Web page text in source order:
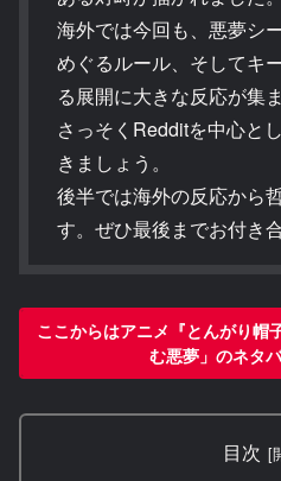
海外では今回も、悪夢シ
めぐるルール、そしてキ
る展開に大きな反応が集
さっそくRedditを中心と
きましょう。
後半では海外の反応から
す。ぜひ最後までお付き
ここからはアニメ『とんがり帽
む悪夢」のネタ
目次